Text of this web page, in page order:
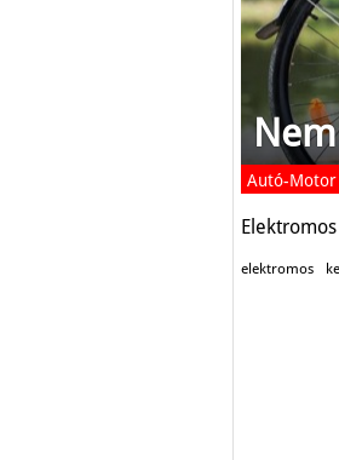
Autó-Motor
elektromos